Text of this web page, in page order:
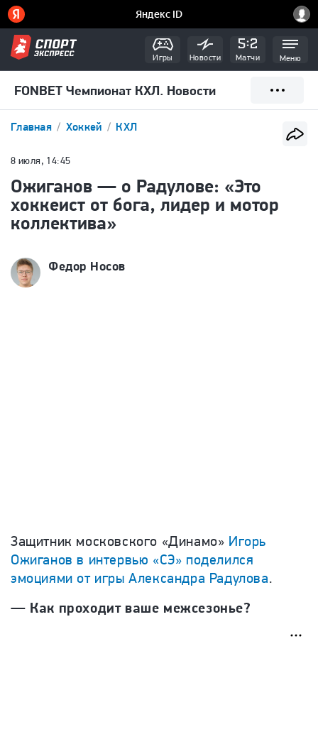
Игры Новости Матчи Меню
FONBET Чемпионат КХЛ. Новости
Главная Хоккей КХЛ
8 июля, 14:45
Ожиганов — о Радулове: «Это
хоккеист от бога, лидер и мотор
коллектива»
Федор Носов
Защитник московского «Динамо» Игорь
Ожиганов в интервью «СЭ» поделился
эмоциями от игры Александра Радулова.
— Как проходит ваше межсезонье?